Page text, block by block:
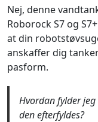
Nej, denne
Roborock S7 og
at din
anskaffer dig
pasform.
Hvordan fylder
den efterfyldes?